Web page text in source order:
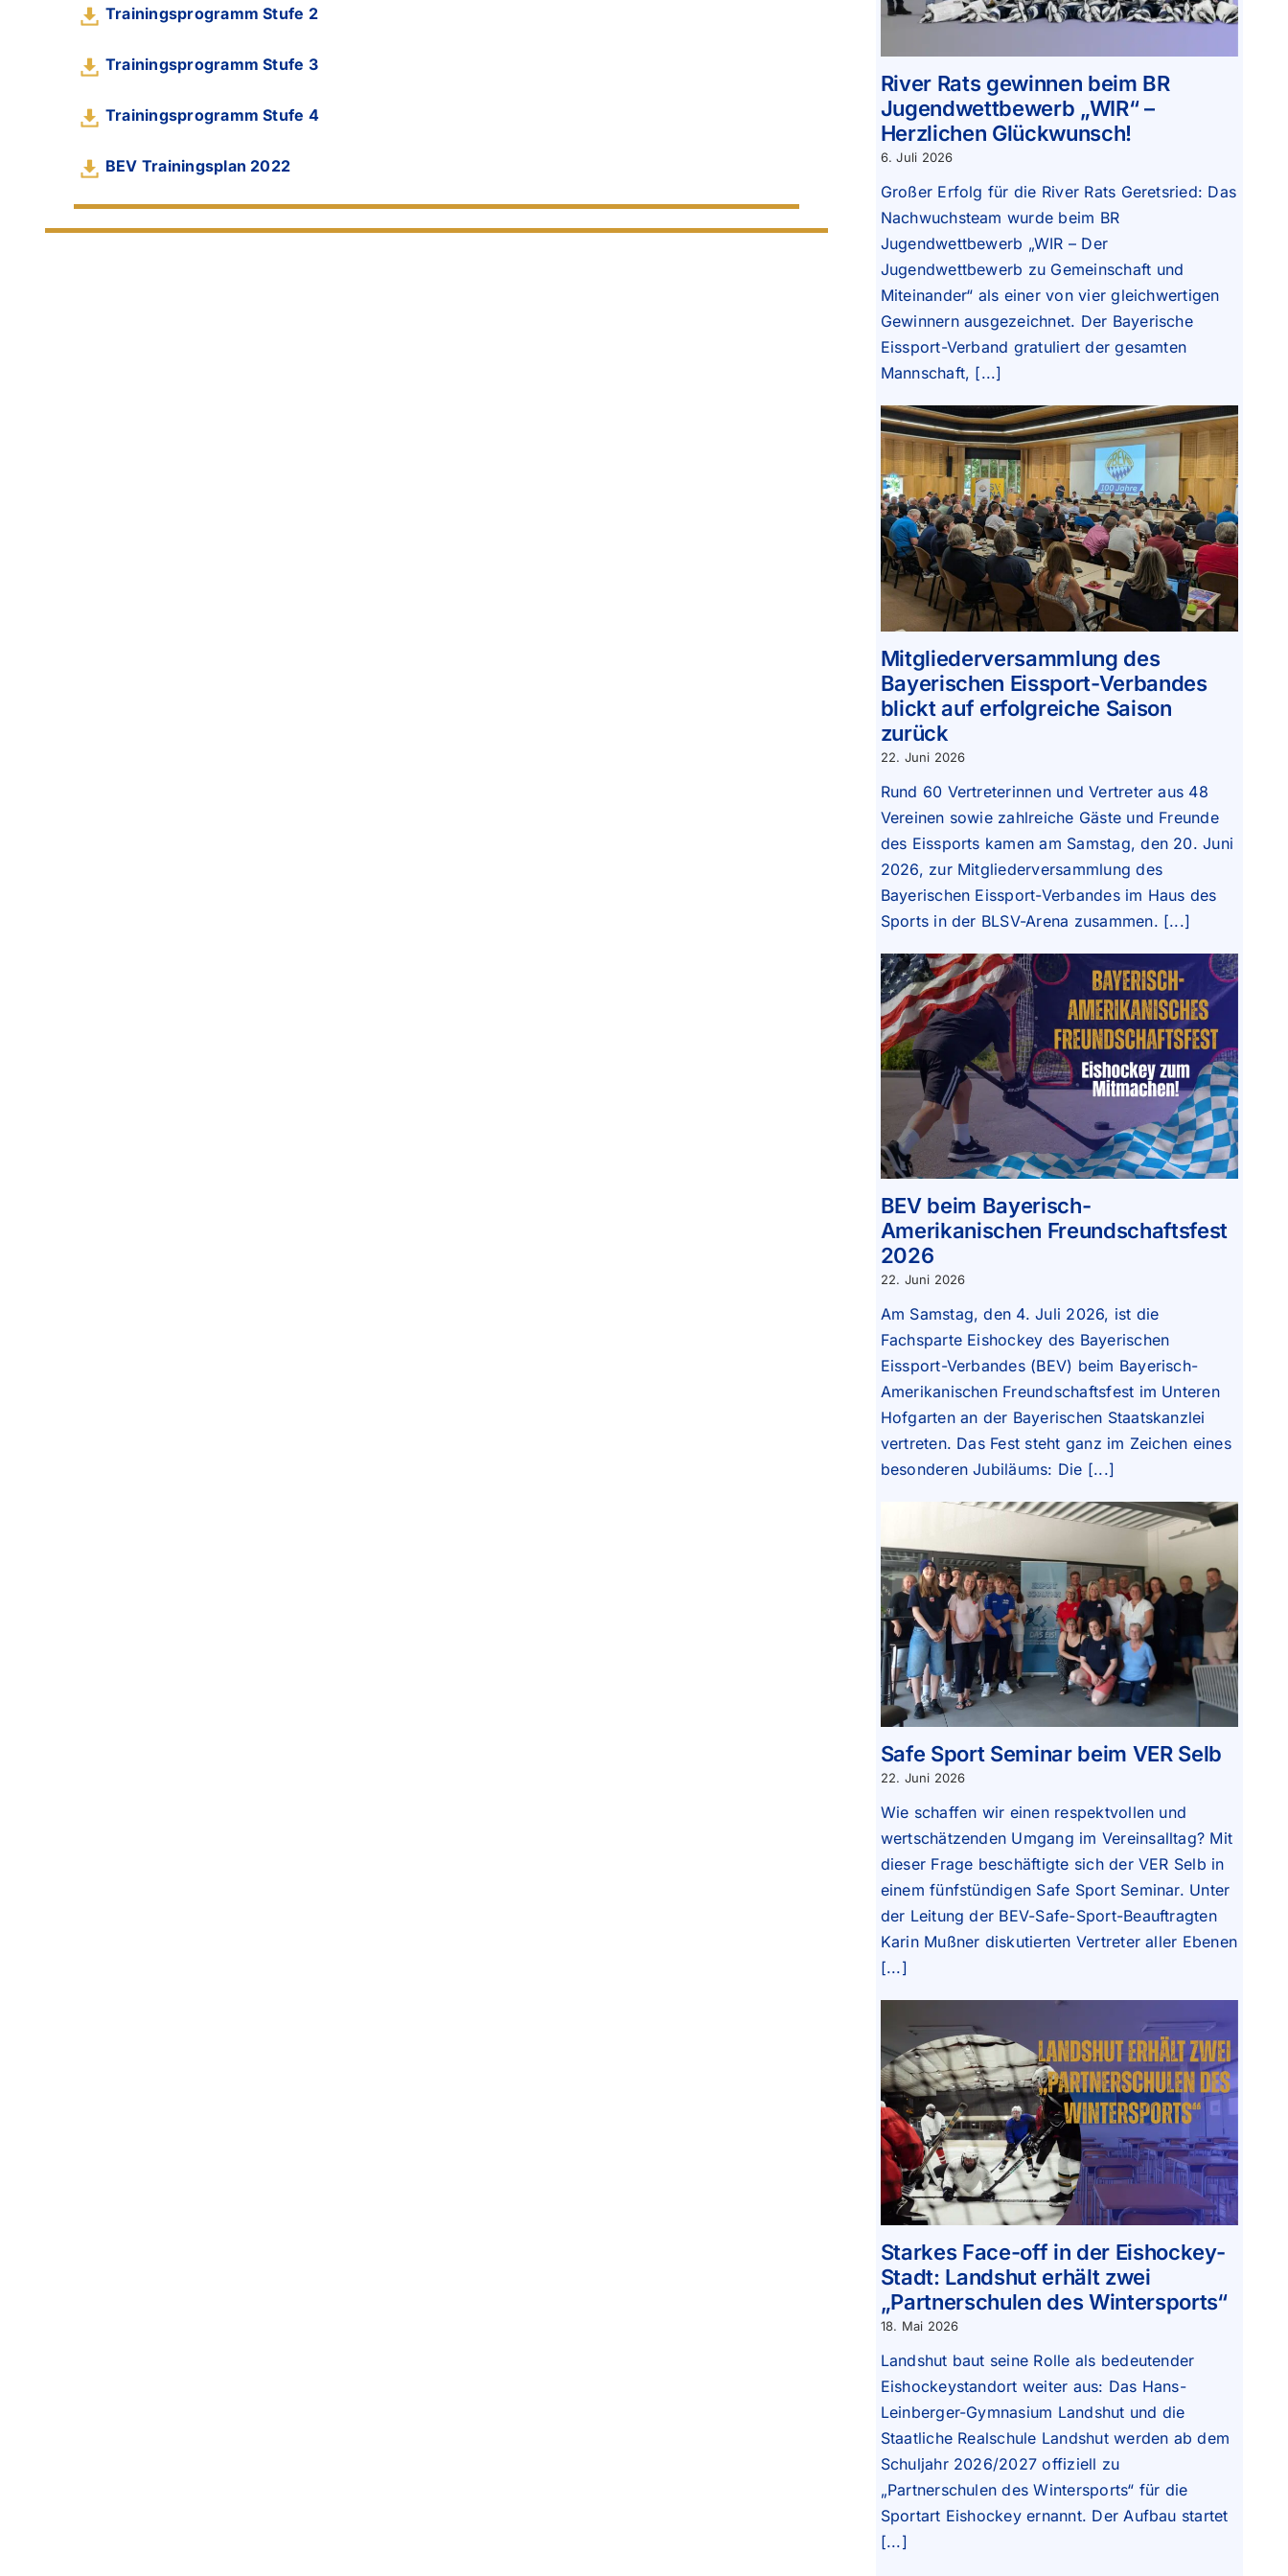
Trainingsprogramm Stufe 2
Trainingsprogramm Stufe 3
Trainingsprogramm Stufe 4
BEV Trainingsplan 2022
River Rats gewinnen beim BR
Jugendwettbewerb „WIR“ –
Herzlichen Glückwunsch!
6. Juli 2026
Großer Erfolg für die River Rats Geretsried: Das
Nachwuchsteam wurde beim BR
Jugendwettbewerb „WIR – Der
Jugendwettbewerb zu Gemeinschaft und
Miteinander“ als einer von vier gleichwertigen
Gewinnern ausgezeichnet. Der Bayerische
Eissport-Verband gratuliert der gesamten
Mannschaft, [...]
Mitgliederversammlung des
Bayerischen Eissport-Verbandes
blickt auf erfolgreiche Saison
zurück
22. Juni 2026
Rund 60 Vertreterinnen und Vertreter aus 48
Vereinen sowie zahlreiche Gäste und Freunde
des Eissports kamen am Samstag, den 20. Juni
2026, zur Mitgliederversammlung des
Bayerischen Eissport-Verbandes im Haus des
Sports in der BLSV-Arena zusammen. [...]
BEV beim Bayerisch-
Amerikanischen Freundschaftsfest
2026
22. Juni 2026
Am Samstag, den 4. Juli 2026, ist die
Fachsparte Eishockey des Bayerischen
Eissport-Verbandes (BEV) beim Bayerisch-
Amerikanischen Freundschaftsfest im Unteren
Hofgarten an der Bayerischen Staatskanzlei
vertreten. Das Fest steht ganz im Zeichen eines
besonderen Jubiläums: Die [...]
Safe Sport Seminar beim VER Selb
22. Juni 2026
Wie schaffen wir einen respektvollen und
wertschätzenden Umgang im Vereinsalltag? Mit
dieser Frage beschäftigte sich der VER Selb in
einem fünfstündigen Safe Sport Seminar. Unter
der Leitung der BEV-Safe-Sport-Beauftragten
Karin Mußner diskutierten Vertreter aller Ebenen
[...]
Starkes Face-off in der Eishockey-
Stadt: Landshut erhält zwei
„Partnerschulen des Wintersports“
18. Mai 2026
Landshut baut seine Rolle als bedeutender
Eishockeystandort weiter aus: Das Hans-
Leinberger-Gymnasium Landshut und die
Staatliche Realschule Landshut werden ab dem
Schuljahr 2026/2027 offiziell zu
„Partnerschulen des Wintersports“ für die
Sportart Eishockey ernannt. Der Aufbau startet
[...]